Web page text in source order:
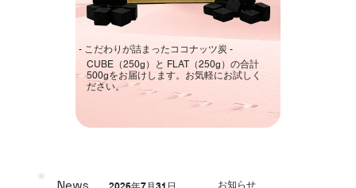
- こだわりが詰まったココナッツ炭 -
CUBE（250g）と FLAT（250g）の合計
500gをお届けします。お気軽にお試しく
ださい。
お知らせ